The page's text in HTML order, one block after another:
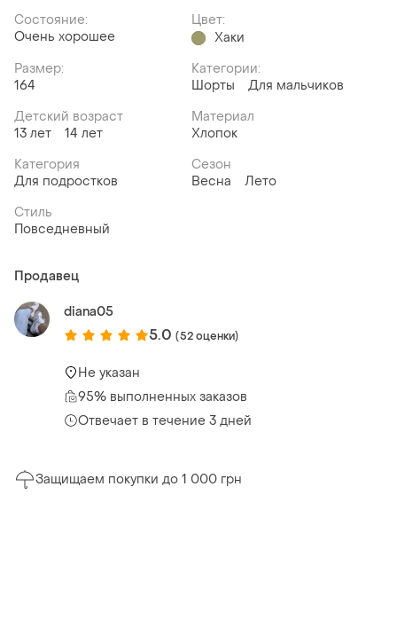
Состояние:
Очень хорошее
Цвет:
Хаки
Размер:
164
Категории:
Шорты
Для мальчиков
Детский возраст
13 лет
14 лет
Материал
Хлопок
Категория
Для подростков
Сезон
Весна
Лето
Стиль
Повседневный
Продавец
diana05
5.0 (52 оценки)
Не указан
95% выполненных заказов
Отвечает в течение 3 дней
Защищаем покупки до 1 000 грн